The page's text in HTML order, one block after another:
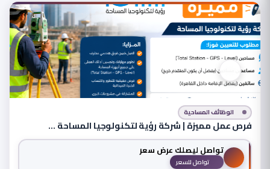
الوظائف المساحية
فرص عمل مميزة | شركة رؤية لتكنولوجيا المساحة …
تواصل ليصلك عرض سعر
تواصل للسعر